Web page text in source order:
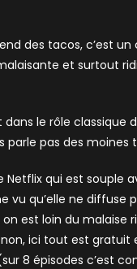
des tacos, c’est
et surtout
dans le rôle
parle pas des
Netflix qui est
qu’elle ne diffuse
est loin du malaise
ici tout est gratuit
8 épisodes c’est